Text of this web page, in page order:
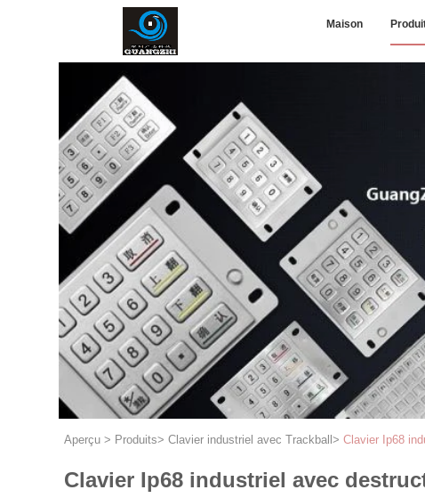
Maison
Aperçu > Produits> Clavier industriel avec Trackball > Clavier Ip68
Clavier Ip68 industriel avec